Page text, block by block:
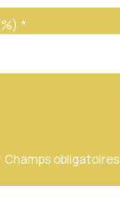
*
Champs obligatoires